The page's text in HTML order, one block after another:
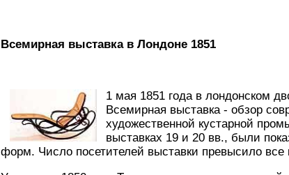
Всемирная выставка в Лондоне 1851
1 мая 1851 года в лондонском
Всемирная выставка - обзор
художественной кустарной
выставках 19 и 20 вв., были
форм. Число посетителей выставки превысило